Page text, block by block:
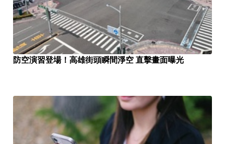
防空演習登場！高雄街頭瞬間淨空 直擊畫面曝光